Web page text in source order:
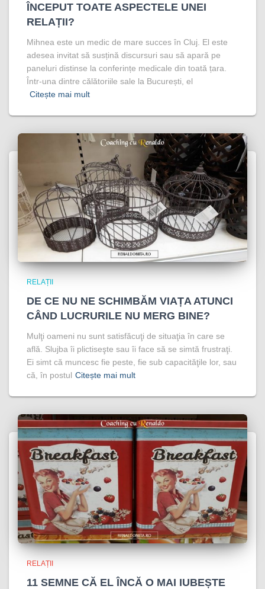
ÎNCEPUT TOATE ASPECTELE UNEI
RELAȚII?
Mihnea este un medic de mare succes în Cluj. El este
adesea invitat să susțină discursuri sau să apară pe
paneluri distinse la conferințe medicale din toată țara.
Într-una dintre călătoriile sale la București, el
Citește mai mult
RELAȚII
DE CE NU NE SCHIMBĂM VIAȚA ATUNCI
CÂND LUCRURILE NU MERG BINE?
Mulţi oameni nu sunt satisfăcuţi de situaţia în care se
află. Slujba îi plictiseşte sau îi face să se simtă frustraţi.
Ei simt că muncesc fie peste, fie sub capacităţile lor, sau
că, în postul Citește mai mult
RELAȚII
11 SEMNE CĂ EL ÎNCĂ O MAI IUBEȘTE